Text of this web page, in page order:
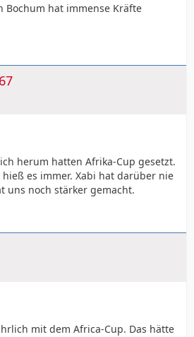
Bochum hat immense Kräfte
herum hatten Afrika-Cup gesetzt.
es immer. Xabi hat darüber nie
uns noch stärker gemacht.
mit dem Africa-Cup. Das hätte